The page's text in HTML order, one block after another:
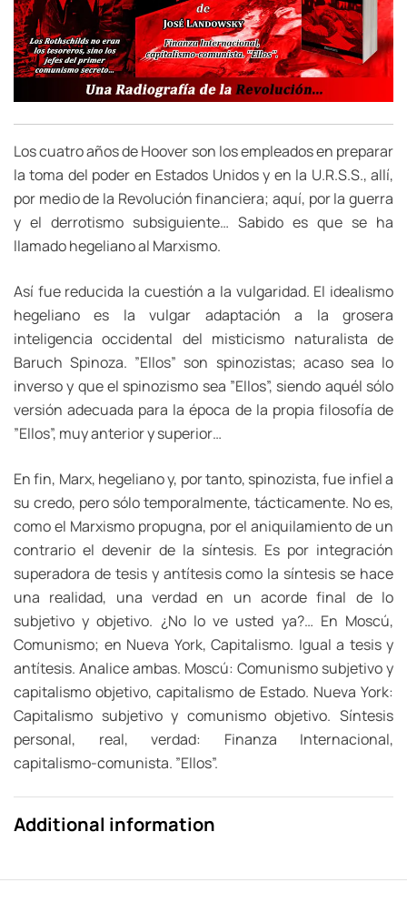
Los cuatro años de Hoover son los empleados en preparar
la toma del poder en Estados Unidos y en la U.R.S.S., allí,
por medio de la Revolución financiera; aquí, por la guerra
y el derrotismo subsiguiente… Sabido es que se ha
llamado hegeliano al Marxismo.
Así fue reducida la cuestión a la vulgaridad. El idealismo
hegeliano es la vulgar adaptación a la grosera
inteligencia occidental del misticismo naturalista de
Baruch Spinoza. ”Ellos” son spinozistas; acaso sea lo
inverso y que el spinozismo sea ”Ellos”, siendo aquél sólo
versión adecuada para la época de la propia filosofía de
”Ellos”, muy anterior y superior…
En fin, Marx, hegeliano y, por tanto, spinozista, fue infiel a
su credo, pero sólo temporalmente, tácticamente. No es,
como el Marxismo propugna, por el aniquilamiento de un
contrario el devenir de la síntesis. Es por integración
superadora de tesis y antítesis como la síntesis se hace
una realidad, una verdad en un acorde final de lo
subjetivo y objetivo. ¿No lo ve usted ya?… En Moscú,
Comunismo; en Nueva York, Capitalismo. Igual a tesis y
antítesis. Analice ambas. Moscú: Comunismo subjetivo y
capitalismo objetivo, capitalismo de Estado. Nueva York:
Capitalismo subjetivo y comunismo objetivo. Síntesis
personal, real, verdad: Finanza Internacional,
capitalismo-comunista. ”Ellos”.
Additional information